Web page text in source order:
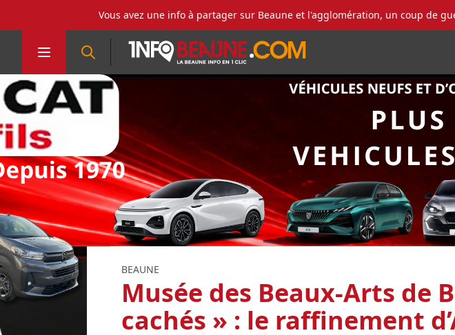
Vous avez une info à partager sur Beaune et l'agglomération, un coup de
BEAUNE
Musée des Beaux-Arts de
cachés » : le raffinement